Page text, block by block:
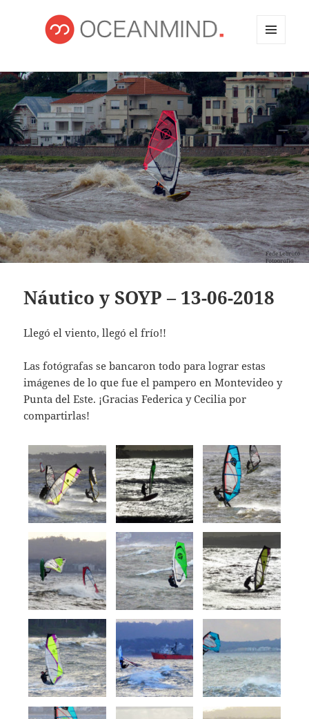
OCEANMIND
WIDGETS
Náutico y SOYP – 13-06-2018
Llegó el viento, llegó el frío!!
Las fotógrafas se bancaron todo para lograr estas
imágenes de lo que fue el pampero en Montevideo y
Punta del Este. ¡Gracias Federica y Cecilia por
compartirlas!